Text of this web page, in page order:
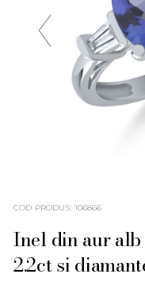
COD PRODUS: 106866
Inel din aur
2.2ct si